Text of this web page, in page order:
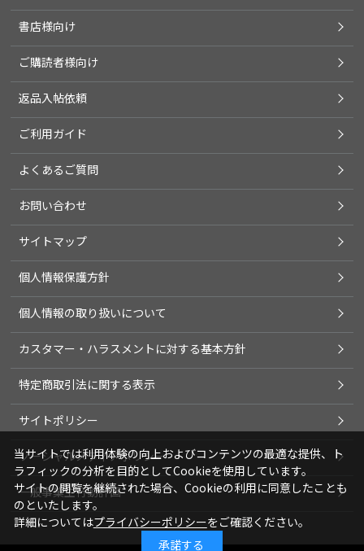
書店様向け
ご購読者様向け
返品入帖依頼
ご利用ガイド
よくあるご質問
お問い合わせ
サイトマップ
個人情報保護方針
個人情報の取り扱いについて
カスタマー・ハラスメントに対する基本方針
特定商取引法に関する表示
サイトポリシー
ソーシャルメディアポリシー
一般事業主行動計画
当サイトでは利用体験の向上およびコンテンツの最適な提供、ト
ラフィックの分析を目的としてCookieを使用しています。
サイトの閲覧を継続された場合、Cookieの利用に同意したことも
のといたします。
詳細についてはプライバシーポリシーをご確認ください。
承諾する